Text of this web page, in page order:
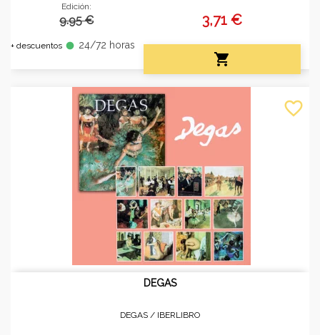
Edición:
9.95 €
+ descuentos fiber_manual_record 24/72 horas
3,71 €

DEGAS
DEGAS / IBERLIBRO
favorite_border